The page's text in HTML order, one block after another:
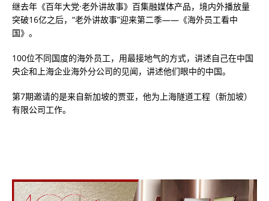
继去年《百年大党·老外讲故事》百集融媒体产品，境内外播放量
突破16亿之后，“老外讲故事”迎来第二季——《海外员工看中
国》。
100位不同国度的海外员工，用最接地气的方式，讲述自己在中国
央企和上海企业海外分公司的见闻，讲述他们眼中的中国。
第7期邀请的是来自新加坡的贾亚，他为上海隧道工程（新加坡）
有限公司工作。